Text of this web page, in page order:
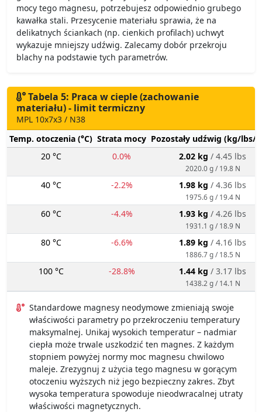
mocy tego magnesu, potrzebujesz odpowiednio grubego
kawałka stali. Przesycenie materiału sprawia, że na
delikatnych ściankach (np. cienkich profilach) uchwyt
wykazuje mniejszy udźwig. Zalecamy dobór przekroju
blachy na podstawie tych parametrów.
Tabela 5: Praca w cieple (zachowanie
materiału) - limit termiczny
MPL 10x7x3 / N38
Temp. otoczenia (°C) Strata mocy Pozostały udźwig (kg/lbs/
20 °C
0.0% 2.02 kg / 4.45 lbs
2020.0 g / 19.8 N
40 °C -2.2% 1.98 kg / 4.36 lbs
1975.6 g / 19.4 N
60 °C -4.4% 1.93 kg / 4.26 lbs
1931.1 g / 18.9 N
80 °C -6.6% 1.89 kg / 4.16 lbs
1886.7 g / 18.5 N
100 °C -28.8% 1.44 kg / 3.17 lbs
1438.2 g / 14.1 N
Standardowe magnesy neodymowe zmieniają swoje
właściwości parametry po przekroczeniu temperatury
maksymalnej. Unikaj wysokich temperatur – nadmiar
ciepła może trwale uszkodzić ten magnes. Z każdym
stopniem powyżej normy moc magnesu chwilowo
maleje. Zrezygnuj z użycia tego magnesu w gorącym
otoczeniu wyższych niż jego bezpieczny zakres. Zbyt
wysoka temperatura spowoduje nieodwracalnej utraty
właściwości magnetycznych.